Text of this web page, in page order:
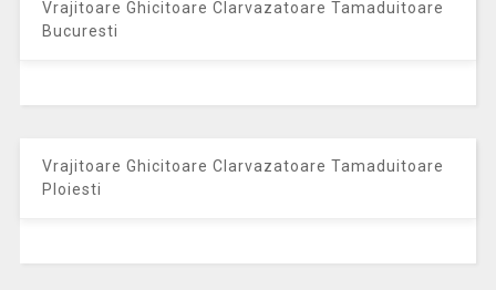
Vrajitoare Ghicitoare Clarvazatoare Tamaduitoare
Bucuresti
Vrajitoare Ghicitoare Clarvazatoare Tamaduitoare
Ploiesti